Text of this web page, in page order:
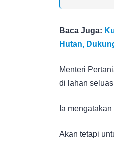
Baca Juga:
Hutan,
Menteri
di lahan
Ia
Akan tetapi